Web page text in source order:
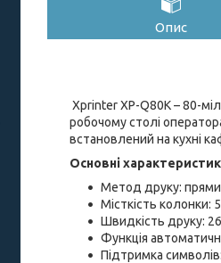
Опис
Xprinter XP-Q80K – 80-
робочому столі
встановлений на кухні
Основні
Метод друку:
Місткість колонки:
Швидкість друку:
Функція
Підтримка